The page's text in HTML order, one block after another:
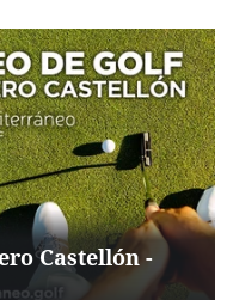
Castellón -